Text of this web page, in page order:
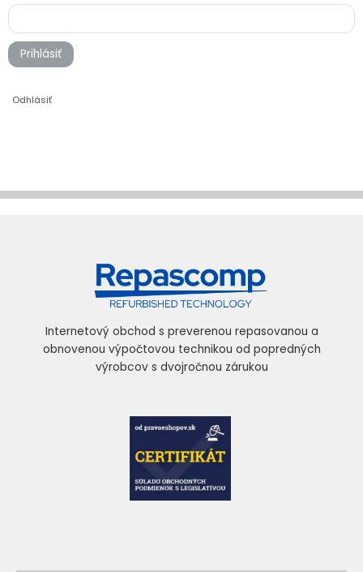
Prihlásiť
Odhlásiť
Internetový obchod s preverenou repasovanou a
obnovenou výpočtovou technikou od popredných
výrobcov s dvojročnou zárukou